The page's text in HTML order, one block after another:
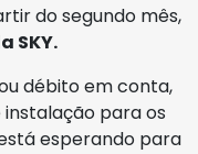
do segundo mês,
SKY.
débito em conta,
para os
esperando para